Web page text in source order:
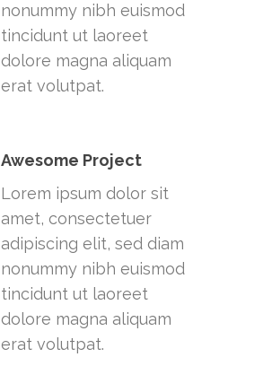
nonummy nibh euismod
tincidunt ut laoreet
dolore magna aliquam
erat volutpat.
Awesome Project
Lorem ipsum dolor sit
amet, consectetuer
adipiscing elit, sed diam
nonummy nibh euismod
tincidunt ut laoreet
dolore magna aliquam
erat volutpat.